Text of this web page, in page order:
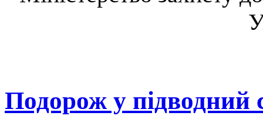
Подорож у підводний